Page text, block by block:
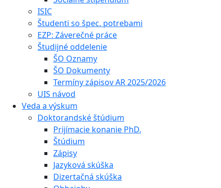
ISIC
Študenti so špec. potrebami
EZP: Záverečné práce
Študijné oddelenie
ŠO Oznamy
ŠO Dokumenty
Termíny zápisov AR 2025/2026
UIS návod
Veda a výskum
Doktorandské štúdium
Prijímacie konanie PhD.
Štúdium
Zápisy
Jazyková skúška
Dizertačná skúška